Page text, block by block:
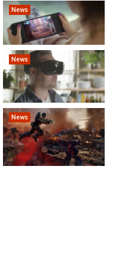
News
News
News